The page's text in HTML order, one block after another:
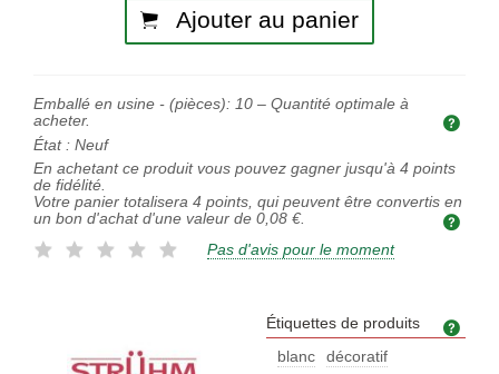
Ajouter au panier
Emballé en usine - (pièces): 10 – Quantité optimale à
acheter.
État : Neuf
En achetant ce produit vous pouvez gagner jusqu'à 4 points
de fidélité.
Votre panier totalisera 4 points, qui peuvent être convertis en
un bon d'achat d'une valeur de 0,08 €.
Pas d'avis pour le moment
Étiquettes de produits
blanc
décoratif